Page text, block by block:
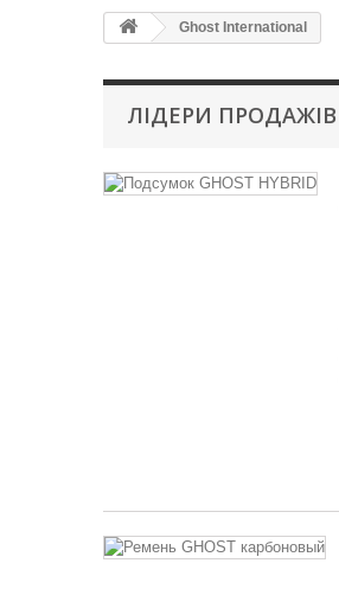
Ghost International
ЛІДЕРИ ПРОДАЖІВ